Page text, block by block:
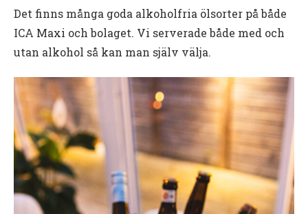
Det finns många goda alkoholfria ölsorter på både
ICA Maxi och bolaget. Vi serverade både med och
utan alkohol så kan man själv välja.